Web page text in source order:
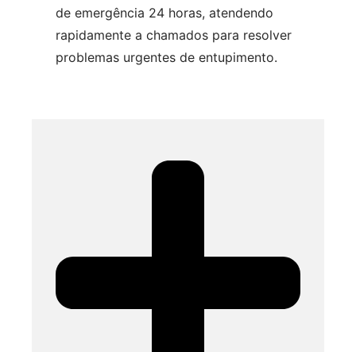
de emergência 24 horas, atendendo
rapidamente a chamados para resolver
problemas urgentes de entupimento.